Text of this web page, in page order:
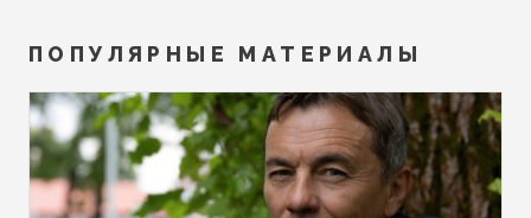
ПОПУЛЯРНЫЕ МАТЕРИАЛЫ